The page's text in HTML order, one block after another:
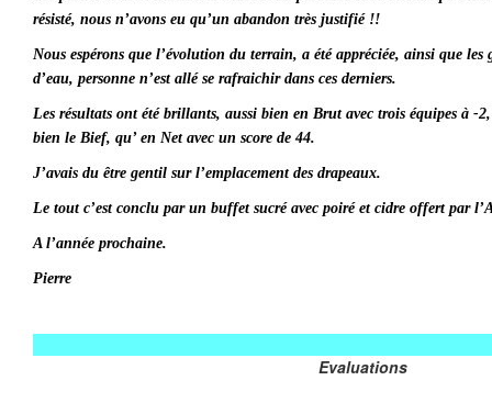
résisté, nous n’avons eu qu’un abandon très justifié !!
Nous espérons que l’évolution du terrain, a été appréciée, ainsi que les
d’eau, personne n’est allé se rafraichir dans ces derniers.
Les résultats ont été brillants, aussi bien en Brut avec trois équipes à -
bien le Bief, qu’ en Net avec un score de 44.
J’avais du être gentil sur l’emplacement des drapeaux.
Le tout c’est conclu par un buffet sucré avec poiré et cidre offert par
A l’année prochaine.
Pierre
Evaluations